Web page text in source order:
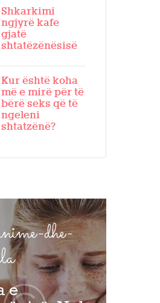
Shkarkimi
ngjyrë kafe
gjatë
shtatëzënësisë
Kur është koha
më e mirë për të
bërë seks që të
ngeleni
shtatzënë?
dhe-
e